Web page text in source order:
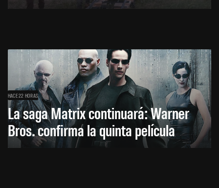
HACE 22 HORAS
La saga Matrix continuará: Warner
Bros. confirma la quinta película